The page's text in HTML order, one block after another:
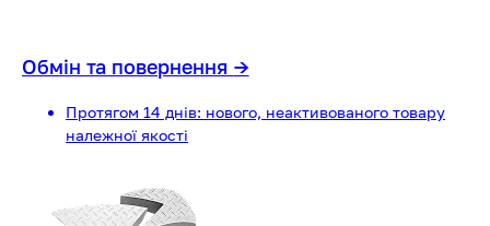
Обмін та повернення →
Протягом 14 днів: нового, неактивованого товару
належної якості